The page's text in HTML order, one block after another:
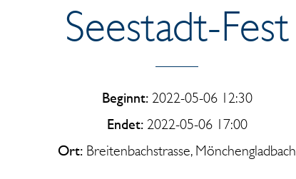
Seestadt-Fest
Beginnt:2022-05-06 12:30
Endet:2022-05-06 17:00
Ort: Breitenbachstrasse, Mönchengladbach